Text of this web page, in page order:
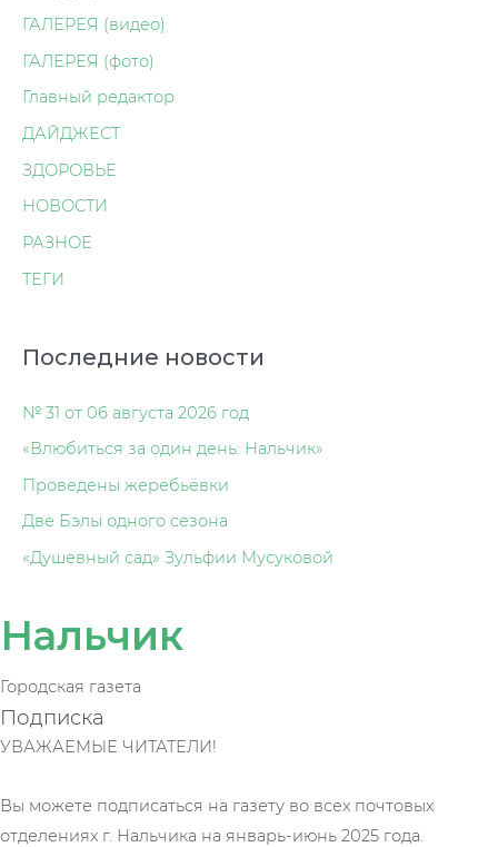
ГАЛЕРЕЯ (видео)
ГАЛЕРЕЯ (фото)
Главный редактор
ДАЙДЖЕСТ
ЗДОРОВЬЕ
НОВОСТИ
РАЗНОЕ
ТЕГИ
Последние новости
№ 31 от 06 августа 2026 год
«Влюбиться за один день: Нальчик»
Проведены жеребьёвки
Две Бэлы одного сезона
«Душевный сад» Зульфии Мусуковой
Нальчик
Городская газета
Подписка
УВАЖАЕМЫЕ ЧИТАТЕЛИ!
Вы можете подписаться на газету во всех почтовых
отделениях г. Нальчика на январь-июнь 2025 года.